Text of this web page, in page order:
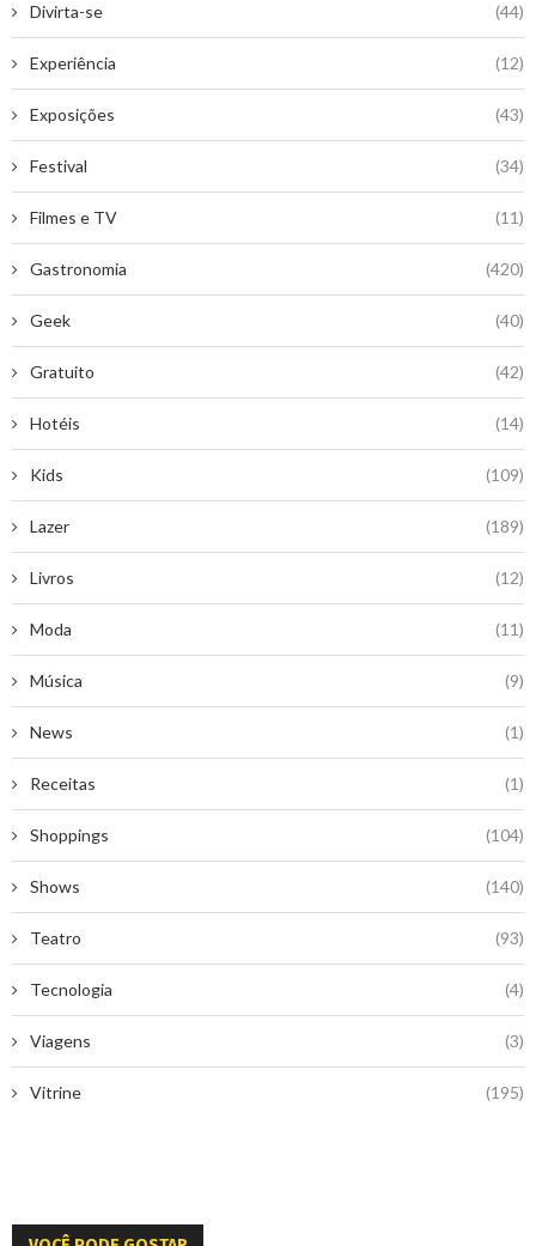
Divirta-se (44)
Experiência (12)
Exposições (43)
Festival (34)
Filmes e TV (11)
Gastronomia (420)
Geek (40)
Gratuito (42)
Hotéis (14)
Kids (109)
Lazer (189)
Livros (12)
Moda (11)
Música (9)
News (1)
Receitas (1)
Shoppings (104)
Shows (140)
Teatro (93)
Tecnologia (4)
Viagens (3)
Vitrine (195)